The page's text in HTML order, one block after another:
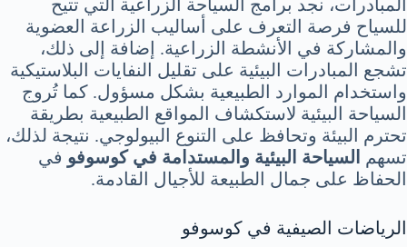
المبادرات، نجد برامج السياحة الزراعية التي تتيح
للسياح فرصة التعرف على أساليب الزراعة العضوية
والمشاركة في الأنشطة الزراعية. إضافة إلى ذلك،
تشجع المبادرات البيئية على تقليل النفايات البلاستيكية
واستخدام الموارد الطبيعية بشكل مسؤول. كما تُروج
السياحة البيئية لاستكشاف المواقع الطبيعية بطريقة
تحترم البيئة وتحافظ على التنوع البيولوجي. نتيجة لذلك،
تسهم
السياحة البيئية والمستدامة في كوسوفو في
الحفاظ على جمال الطبيعة للأجيال القادمة.
الرياضات الصيفية في كوسوفو